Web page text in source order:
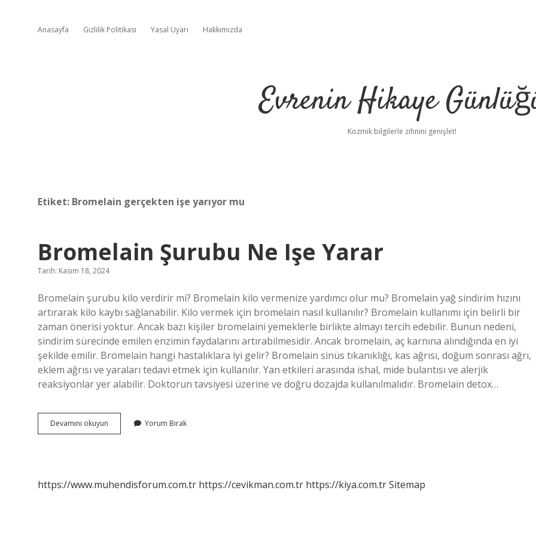
Anasayfa Gizlilik Politikası Yasal Uyarı Hakkımızda
Evrenin Hikaye
Kozmik bilgilerle zihnini genişlet!
Etiket: Bromelain gerçekten işe yarıyor mu
Bromelain Şurubu Ne Işe Yarar
Tarih: Kasım 18, 2024
Bromelain şurubu kilo verdirir mi? Bromelain kilo vermenize yardımcı olur mu? Bromelain yağ sindirim hızını
artırarak kilo kaybı sağlanabilir. Kilo vermek için bromelain nasıl kullanılır? Bromelain kullanımı için belirli bir
zaman önerisi yoktur. Ancak bazı kişiler bromelaini yemeklerle birlikte almayı tercih edebilir. Bunun nedeni,
sindirim sürecinde emilen enzimin faydalarını artırabilmesidir. Ancak bromelain, aç karnına alındığında en iyi
şekilde emilir. Bromelain hangi hastalıklara iyi gelir? Bromelain sinüs tıkanıklığı, kas ağrısı, doğum sonrası ağrı,
eklem ağrısı ve yaraları tedavi etmek için kullanılır. Yan etkileri arasında ishal, mide bulantısı ve alerjik
reaksiyonlar yer alabilir. Doktorun tavsiyesi üzerine ve doğru dozajda kullanılmalıdır. Bromelain detox…
Devamını okuyun Bromelain
Şurubu
Yorum Bırak
https://www.muhendisforum.com.tr https://cevikman.com.tr https://kiya.com.trSitemap